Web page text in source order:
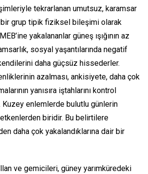
tekrarlanan umutsuz, karamsar
bir grup tipik fiziksel bileşimi olarak
yakalananlar güneş ışığının az
sosyal yaşantılarında negatif
daha güçsüz hissederler.
azalması, ankisiyete, daha çok
yanısıra iştahlarını kontrol
enlemlerde bulutlu günlerin
biridir. Bu belirtilere
daha çok yakalandıklarına dair bir
ve gemicileri, güney yarımküredeki